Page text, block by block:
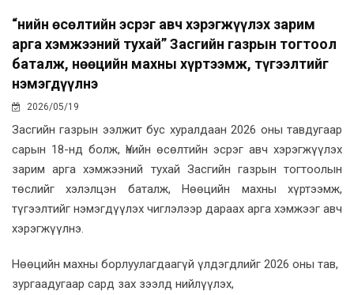
“Үнийн өсөлтийн эсрэг авч хэрэгжүүлэх зарим
арга хэмжээний тухай” Засгийн газрын тогтоол
баталж, нөөцийн махны хүртээмж, түгээлтийг
нэмэгдүүлнэ
2026/05/19
Засгийн газрын ээлжит бус хуралдаан 2026 оны тавдугаар
сарын 18-нд болж, Үнийн өсөлтийн эсрэг авч хэрэгжүүлэх
зарим арга хэмжээний тухай Засгийн газрын тогтоолын
төслийг хэлэлцэн баталж, Нөөцийн махны хүртээмж,
түгээлтийг нэмэгдүүлэх чиглэлээр дараах арга хэмжээг авч
хэрэгжүүлнэ.
Нөөцийн махны борлуулагдаагүй үлдэгдлийг 2026 оны тав,
зургаадугаар сард зах зээлд нийлүүлэх,